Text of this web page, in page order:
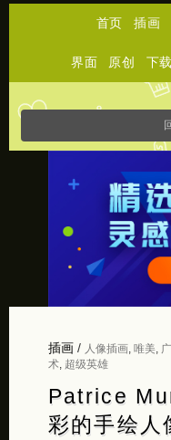
首页 插画
界面 原创 下载
插画/ 人像插画, 唯美,
术, 超级英雄
Patrice
彩的手绘人